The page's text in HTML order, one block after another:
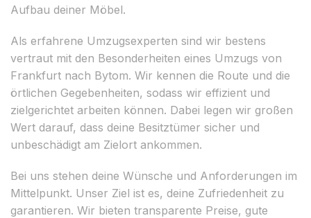
Aufbau deiner Möbel.
Als erfahrene Umzugsexperten sind wir bestens
vertraut mit den Besonderheiten eines Umzugs von
Frankfurt nach Bytom. Wir kennen die Route und die
örtlichen Gegebenheiten, sodass wir effizient und
zielgerichtet arbeiten können. Dabei legen wir großen
Wert darauf, dass deine Besitztümer sicher und
unbeschädigt am Zielort ankommen.
Bei uns stehen deine Wünsche und Anforderungen im
Mittelpunkt. Unser Ziel ist es, deine Zufriedenheit zu
garantieren. Wir bieten transparente Preise, gute